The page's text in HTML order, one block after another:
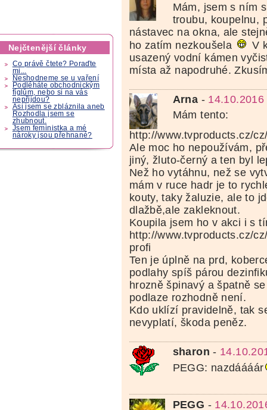
Nejčtenější články
Co právě čtete? Poraďte
mi...
Neshodneme se u vaření
Podléháte obchodnickým
fíglům, nebo si na vás
nepřijdou?
Asi jsem se zbláznila aneb
Rozhodla jsem se
zhubnout.
Jsem feministka a mé
nároky jsou přehnané?
Mám, jsem s ním
troubu, koupelnu,
nástavec na okna, ale
ho zatím nezkoušela
V
usazený vodní kámen
místa až napodruhé.
Arna - 14.10.2016
Mám tento:
http://www.tvproducts.cz/
Ale moc ho nepoužívám,
jiný, žluto-černý a ten byl
Než ho vytáhnu, než se
mám v ruce hadr je to
kouty, taky žaluzie, ale to
dlažbě,ale zakleknout.
Koupila jsem ho v akci i s
http://www.tvproducts.cz/
profi
Ten je úplně na prd,
podlahy spíš párou
hrozně špinavý a špatně
podlaze rozhodně není.
Kdo uklízí pravidelně, tak
nevyplatí, škoda peněz.
sharon -
PEGG: nazdáááár
PEGG -